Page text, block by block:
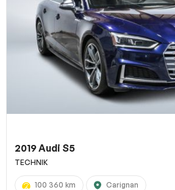
2019 Audi S5
TECHNIK
100 360 km Carignan